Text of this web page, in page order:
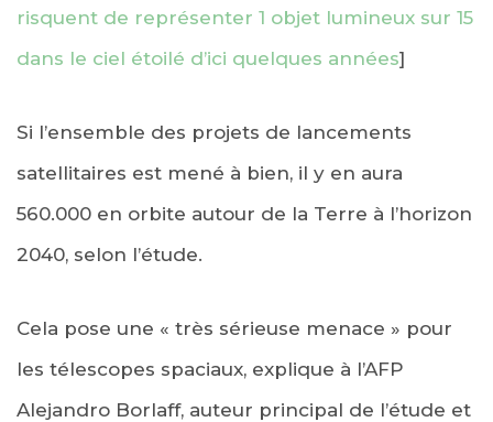
risquent de représenter 1 objet lumineux sur 15
dans le ciel étoilé d’ici quelques années]
Si l’ensemble des projets de lancements
satellitaires est mené à bien, il y en aura
560.000 en orbite autour de la Terre à l’horizon
2040, selon l’étude.
Cela pose une « très sérieuse menace » pour
les télescopes spaciaux, explique à l’AFP
Alejandro Borlaff, auteur principal de l’étude et